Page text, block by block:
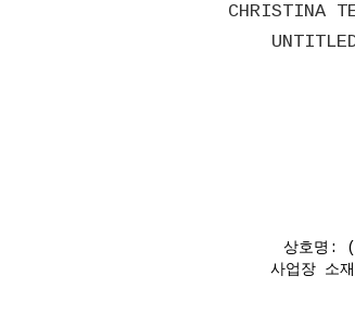
CHRISTINA TENAGLIA –
UNTITLED1052
상호명:
사업장 소